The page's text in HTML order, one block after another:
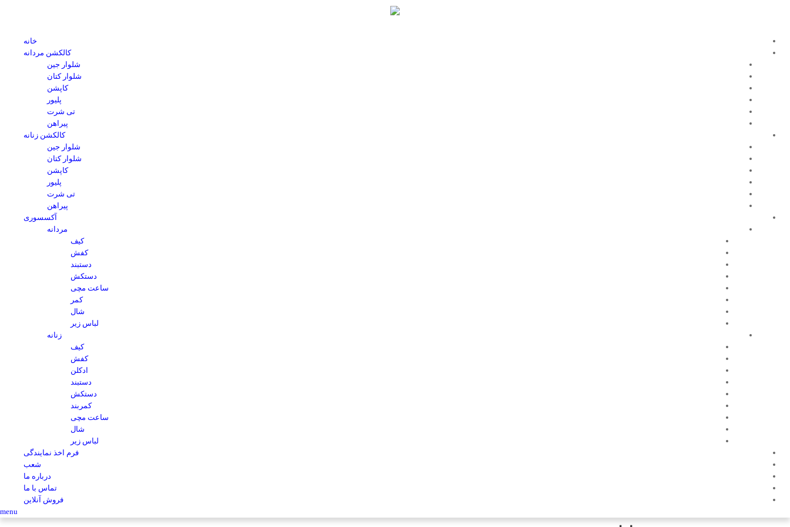
خانه
کالکشن مردانه
شلوار جین
شلوار کتان
کاپشن
پلیور
تی شرت
پیراهن
کالکشن زنانه
شلوار جین
شلوار کتان
کاپشن
پلیور
تی شرت
پیراهن
آکسسوری
مردانه
کیف
کفش
دستبند
دستکش
ساعت مچی
کمر
شال
لباس زیر
زنانه
کیف
کفش
ادکلن
دستبند
دستکش
کمربند
ساعت مچی
شال
لباس زیر
فرم اخذ نمایندگی
شعب
درباره ما
تماس با ما
فروش آنلاین
menu